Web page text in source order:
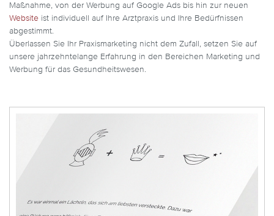
Maßnahme, von der Werbung auf Google Ads bis hin zur neuen
Website ist individuell auf Ihre Arztpraxis und Ihre Bedürfnissen
abgestimmt.
Überlassen Sie Ihr Praxismarketing nicht dem Zufall, setzen Sie auf
unsere jahrzehntelange Erfahrung in den Bereichen Marketing und
Werbung für das Gesundheitswesen.